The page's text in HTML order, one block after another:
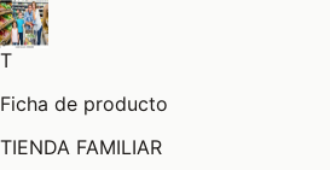
T
Ficha de producto
TIENDA FAMILIAR